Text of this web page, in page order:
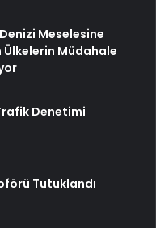
Meselesine
Müdahale
Denetimi
Tutuklandı